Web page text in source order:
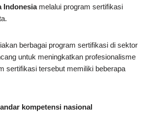
Indonesiamelalui program sertifikasi
berbagai program sertifikasi di sektor
untuk meningkatkan profesionalisme
sertifikasi tersebut memiliki beberapa
kompetensi nasional